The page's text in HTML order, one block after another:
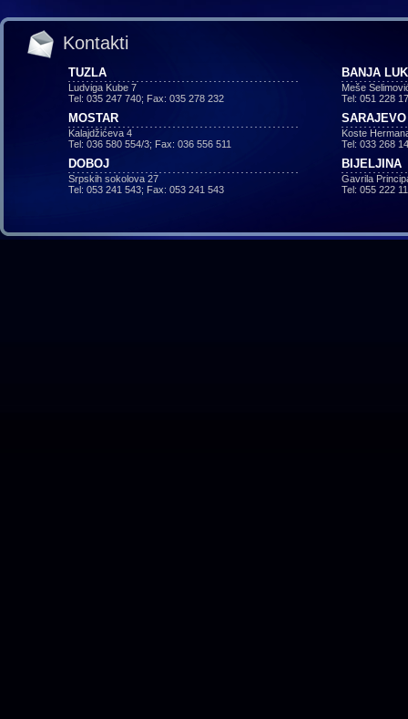
Kontakti
TUZLA
Ludviga Kube 7
Tel: 035 247 740; Fax: 035 278 232
MOSTAR
Kalajdžićeva 4
Tel: 036 580 554/3; Fax: 036 556 511
DOBOJ
Srpskih sokolova 27
Tel: 053 241 543; Fax: 053 241 543
BANJA
Meše
Tel: 051 228
SARAJEVO
Koste
Tel: 033 268
BIJELJINA
Gavrila
Tel: 055 222